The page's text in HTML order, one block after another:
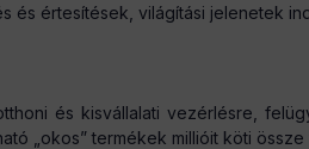
értesítések, világítási jelenetek
és kisvállalati vezérlésre,
„okos” termékek millióit köti össze